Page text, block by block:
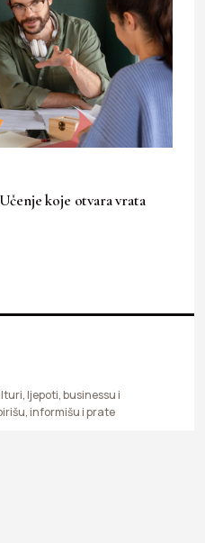
koje otvara vrata
ljepoti, businessu i
informišu i prate